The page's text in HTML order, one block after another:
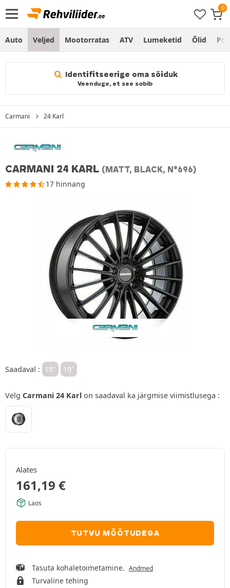
Auto Veljed Mootorratas ATV Lumeketid Õlid
Identifitseerige oma sõiduk
Veenduge, et see sobib
Carmani 24 Karl
CARMANI 24 KARL (MATT, BLACK, N°696)
17 hinnang
Saadaval : 18" 19"
Velg Carmani 24 Karl on saadaval ka järgmise viimistlusega :
Alates
161,19 €
Laos
TUTVU MÕÕTUDEGA
Tasuta kohaletoimetamine. Andmed
Turvaline tehing